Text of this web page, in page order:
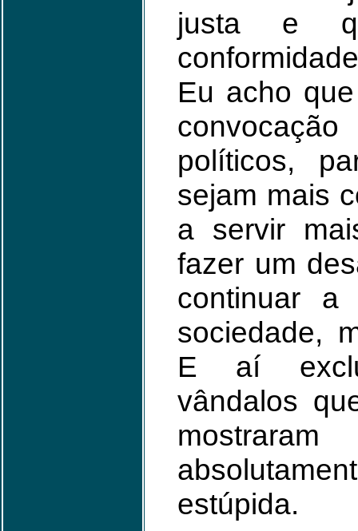
justa e
Eu acho
políticos,
sejam mais
a servir
fazer um
continuar a
sociedade,
E aí
vândalos
estúpida.